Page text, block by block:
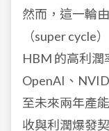
然而，這一輪
（super cycle
HBM 的高利潤
OpenAI、
至未來兩年產
收與利潤爆發